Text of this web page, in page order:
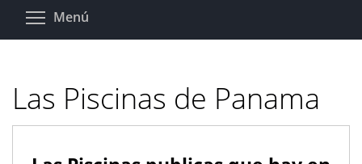
Pasar
Menú
Las Piscinas de Panama